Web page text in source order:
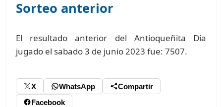
Sorteo anterior
El resultado anterior del Antioqueñita Día
jugado el sabado 3 de junio 2023 fue: 7507.
X WhatsApp
Compartir
Facebook